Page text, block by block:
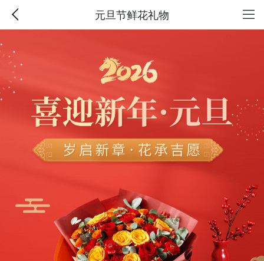
元旦节鲜花礼物